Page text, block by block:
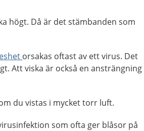
högt. Då är det stämbanden som
orsakas oftast av ett virus. Det
Att viska är också en ansträngning
du vistas i mycket torr luft.
som ofta ger blåsor på